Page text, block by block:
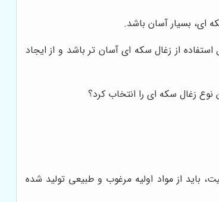
ای، بسیار آسان باشد.
از زغال سکه ای آسان تر باشد و از ایجاد
زغال سکه ای را انتخاب کرد؟
باید از مواد اولیه مرغوب و طبیعی تولید شده